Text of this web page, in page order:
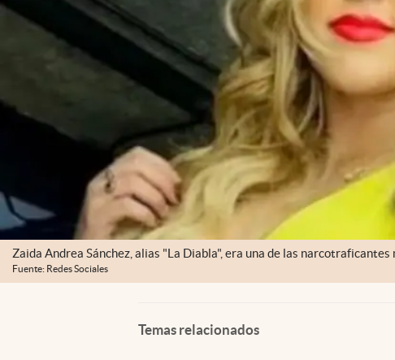
Zaida Andrea Sánchez, alias "La Diabla", era una de las narcotraficantes
Fuente: Redes Sociales
Temas relacionados